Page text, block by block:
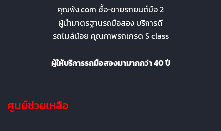
คุณพ้ง.com ซื้อ-ขายรถยนต์มือ 2
ผู้นำมาตรฐานรถมือสอง บริการดี
รถไมล์น้อย คุณภาพรถเกรด S class
ผู้ให้บริการรถมือสองมามากกว่า 40 ปี
ศูนย์ช่วยเหลือ